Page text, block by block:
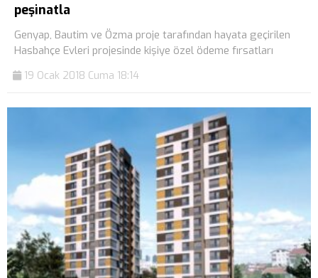
peşinatla
Genyap, Bautim ve Özma proje tarafından hayata geçirilen
Hasbahçe Evleri projesinde kişiye özel ödeme fırsatları
19 Ocak 2018 Cuma 18:14